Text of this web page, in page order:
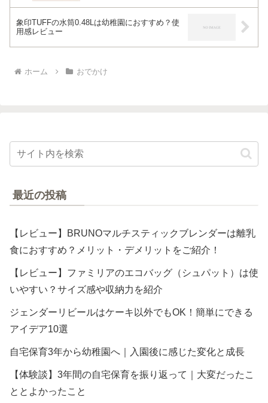
象印TUFFの水筒0.48Lは幼稚園におすすめ？使
用感レビュー
ホーム おでかけ
最近の投稿
【レビュー】BRUNOマルチスティックブレンダーは離乳
食におすすめ？メリット・デメリットをご紹介！
【レビュー】ファミリアのエコバッグ（シュパット）は使
いやすい？サイズ感や収納力を紹介
ジェンダーリビールはケーキ以外でもOK！簡単にできる
アイデア10選
自宅保育3年から幼稚園へ｜入園後に感じた変化と成長
【体験談】3年間の自宅保育を振り返って｜大変だったこ
ととよかったこと